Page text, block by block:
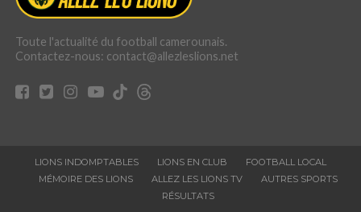
Toute l'actualité du football camerounais.
Contactez-nous: contact@allezleslions.net
LIONS INDOMPTABLES LIONS EN CLUB
FOOTBALL LOCAL
MÉMOIRE DES LIONS
ALLEZ LES LIONS TV
AUTRES SPORTS
RÉSULTATS